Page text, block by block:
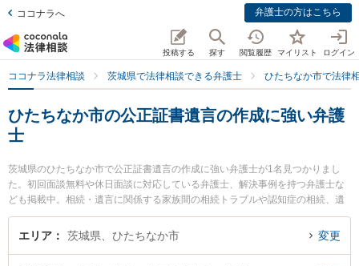
ココナラへ 弁護士の方はこちら
投稿する 探す 閲覧履歴 マイリスト ログイン
ココナラ法律相談 茨城県で法律相談できる弁護士 ひたちなか市で法律
ひたちなか市の公正証書遺言の作成に強い弁護
士
茨城県のひたちなか市で公正証書遺言の作成に強い弁護士が1名見つかりまし
た。初回面談無料や休日面談に対応している弁護士、解決事例を持つ弁護士な
ども掲載中。相続・遺言に関係する家族間の相続トラブルや認知症の相続、遺
産分割等の細かな分野での絞り込み検索もでき便利です。特に弁護士法人片岡
総合法律事務所の片岡 優弁護士のプロフィール情報や弁護士費用、強みなどが
注目されています。『ひたちなか市で土日や夜間に発生した公正証書遺言の作
エリア 茨城県、ひたちなか市 変更